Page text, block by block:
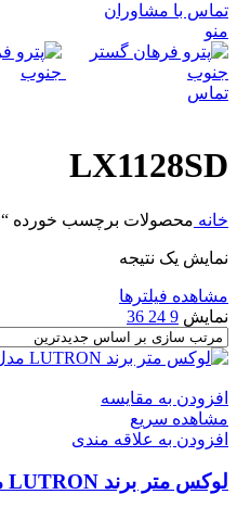
تماس با مشاوران
منو
تماس
LX1128SD
خانه محصولات برچسب خورده “LX1128SD”
نمایش یک نتیجه
مشاهده فیلترها
نمایش 9
24
36
افزودن به مقایسه
مشاهده سریع
افزودن به علاقه مندی
لوکس متر برند LUTRON مدل LX-1128SD